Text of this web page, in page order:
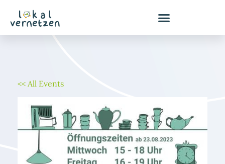
Inhalt
springen
<< All Events